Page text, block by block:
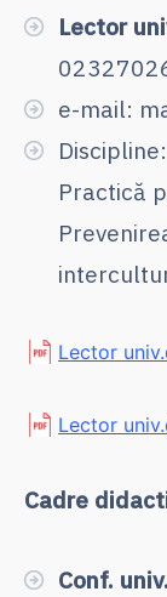
Lector
e-mail:
Practică
Lector
Lector
Cadre
Conf.